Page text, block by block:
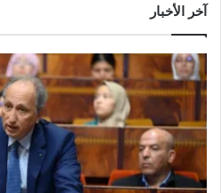
آخر الأخبار